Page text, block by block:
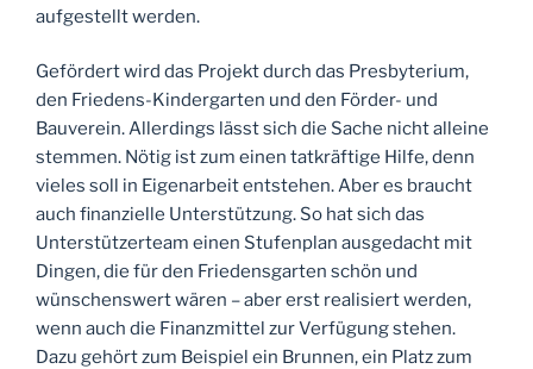
aufgestellt werden.
Gefördert wird das Projekt durch das Presbyterium,
den Friedens-Kindergarten und den Förder- und
Bauverein. Allerdings lässt sich die Sache nicht alleine
stemmen. Nötig ist zum einen tatkräftige Hilfe, denn
vieles soll in Eigenarbeit entstehen. Aber es braucht
auch finanzielle Unterstützung. So hat sich das
Unterstützerteam einen Stufenplan ausgedacht mit
Dingen, die für den Friedensgarten schön und
wünschenswert wären – aber erst realisiert werden,
wenn auch die Finanzmittel zur Verfügung stehen.
Dazu gehört zum Beispiel ein Brunnen, ein Platz zum